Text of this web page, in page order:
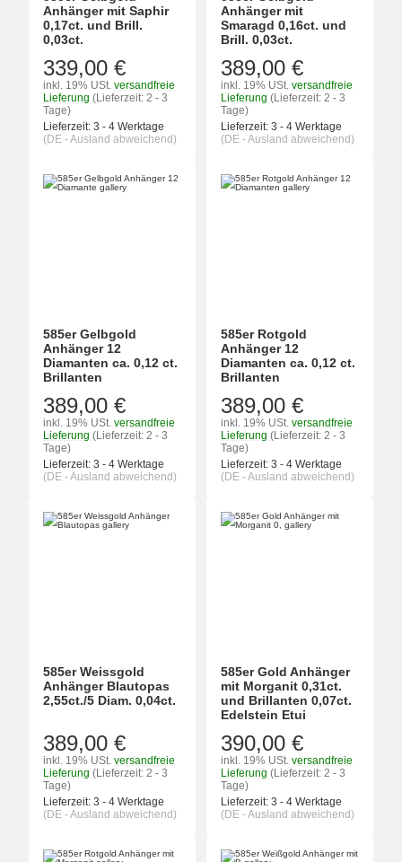
Anhänger mit Saphir
0,17ct. und Brill.
0,03ct.
339,00 €
inkl. 19% USt. versandfreie
Lieferung (Lieferzeit: 2 - 3
Tage)
Lieferzeit: 3 - 4 Werktage
(DE - Ausland abweichend)
Anhänger mit
Smaragd 0,16ct. und
Brill. 0,03ct.
389,00 €
inkl. 19% USt. versandfreie
Lieferung (Lieferzeit: 2 - 3
Tage)
Lieferzeit: 3 - 4 Werktage
(DE - Ausland abweichend)
585er Gelbgold
Anhänger 12
Diamanten ca. 0,12 ct.
Brillanten
389,00 €
inkl. 19% USt. versandfreie
Lieferung (Lieferzeit: 2 - 3
Tage)
Lieferzeit: 3 - 4 Werktage
(DE - Ausland abweichend)
585er Rotgold
Anhänger 12
Diamanten ca. 0,12 ct.
Brillanten
389,00 €
inkl. 19% USt. versandfreie
Lieferung (Lieferzeit: 2 - 3
Tage)
Lieferzeit: 3 - 4 Werktage
(DE - Ausland abweichend)
585er Weissgold
Anhänger Blautopas
2,55ct./5 Diam. 0,04ct.
389,00 €
inkl. 19% USt. versandfreie
Lieferung (Lieferzeit: 2 - 3
Tage)
Lieferzeit: 3 - 4 Werktage
(DE - Ausland abweichend)
585er Gold Anhänger
mit Morganit 0,31ct.
und Brillanten 0,07ct.
Edelstein Etui
390,00 €
inkl. 19% USt. versandfreie
Lieferung (Lieferzeit: 2 - 3
Tage)
Lieferzeit: 3 - 4 Werktage
(DE - Ausland abweichend)